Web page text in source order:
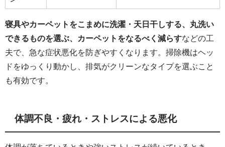
寝具やカーペットをこまめに洗濯・天日干しする、丸洗い
できるものを選ぶ、カーペットをなるべく減らすなどの工
夫で、急な症状悪化を防ぎやすくなります。掃除機はヘッ
ドをゆっくり動かし、排気がクリーンなタイプを選ぶこと
も有効です。
体調不良・疲れ・ストレスによる悪化